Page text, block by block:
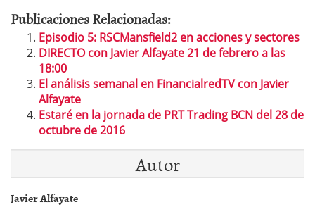
Publicaciones Relacionadas:
Episodio 5: RSCMansfield2 en acciones y sectores
DIRECTO con Javier Alfayate 21 de febrero a las
18:00
El análisis semanal en FinancialredTV con Javier
Alfayate
Estaré en la jornada de PRT Trading BCN del 28 de
octubre de 2016
Autor
Javier Alfayate